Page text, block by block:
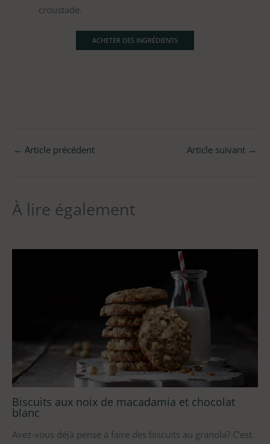
croustade.
ACHETER DES INGRÉDIENTS
← Article précédent Article suivant →
À lire également
Biscuits aux noix de macadamia et chocolat
blanc
Avez-vous déjà pensé à faire des biscuits au granola? C’est